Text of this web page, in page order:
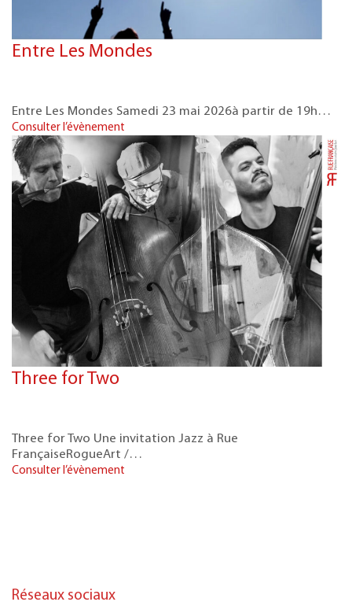
Entre Les Mondes
Entre Les Mondes Samedi 23 mai 2026à partir de 19h…
Consulter l’évènement
Three for Two
Three for Two Une invitation Jazz à Rue
FrançaiseRogueArt /…
Consulter l’évènement
Réseaux sociaux